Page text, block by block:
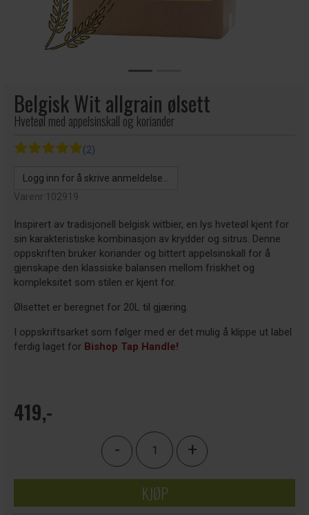
Belgisk Wit allgrain ølsett
Hveteøl med appelsinskall og koriander
(2)
Logg inn for å skrive anmeldelse...
Varenr:102919
Inspirert av tradisjonell belgisk witbier, en lys hveteøl kjent for
sin karakteristiske kombinasjon av krydder og sitrus. Denne
oppskriften bruker koriander og bittert appelsinskall for å
gjenskape den klassiske balansen mellom friskhet og
kompleksitet som stilen er kjent for.
Ølsettet er beregnet for 20L til gjæring.
I oppskriftsarket som følger med er det mulig å klippe ut label
ferdig laget for Bishop Tap Handle!
419,-
- +
KJØP